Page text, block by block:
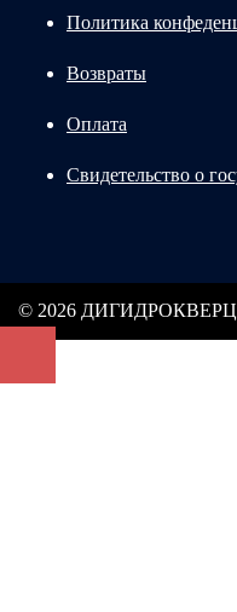
Политика
Возвраты
Оплата
Свидетельство о
© 2026